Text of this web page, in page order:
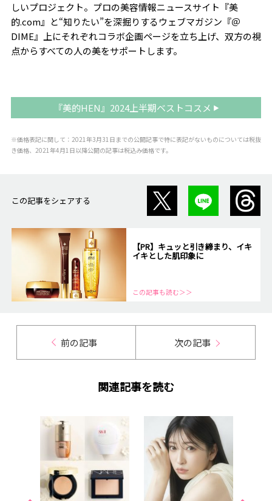
しいプロジェクト。プロの美容情報ニュースサイト『美
的.com』と“知りたい”を深掘りするウェブマガジン『＠
DIME』上にそれぞれコラボ企画ページを立ち上げ、双方の視
点からすべての人の美をサポートします。
『美的HEN』2024上半期ベストコスメ
※価格表記に関して：2021年3月31日までの公開記事で特に表記がないものについては税抜
き価格、2021年4月1日以降公開の記事は税込み価格です。
この記事をシェアする
【PR】キュッと引き締まり、イキ
イキとした肌印象に
この記事も読む＞＞
前の記事 次の記事
関連記事を読む